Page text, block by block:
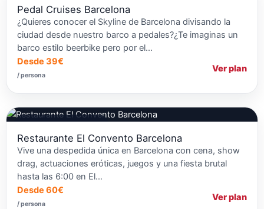
Pedal Cruises Barcelona
¿Quieres conocer el Skyline de Barcelona divisando la
ciudad desde nuestro barco a pedales?¿Te imaginas un
barco estilo beerbike pero por el…
Desde 39€
/ persona
Ver plan
Restaurante El Convento Barcelona
Vive una despedida única en Barcelona con cena, show
drag, actuaciones eróticas, juegos y una fiesta brutal
hasta las 6:00 en El…
Desde 60€
/ persona
Ver plan